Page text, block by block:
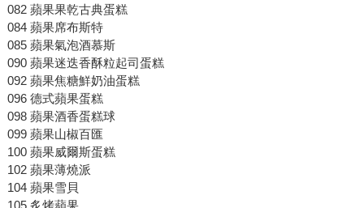
082 蘋果果乾古典蛋糕
084 蘋果席布斯特
085 蘋果氣泡酒慕斯
090 蘋果迷迭香酥粒起司蛋糕
092 蘋果焦糖鮮奶油蛋糕
096 德式蘋果蛋糕
098 蘋果酒香蛋糕球
099 蘋果山椒百匯
100 蘋果威爾斯蛋糕
102 蘋果薄燒派
104 蘋果雪貝
105 炙烤蘋果